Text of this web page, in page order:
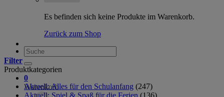
Es befinden sich keine Produkte im Warenkorb.
Zurück zum Shop
Suche
nach:
0
Warenkorb
Filter
Produktkategorien
Aktuell: Alles für den Schulanfang (247)
Aktuell: Spiel & Spaß für die Ferien (136)